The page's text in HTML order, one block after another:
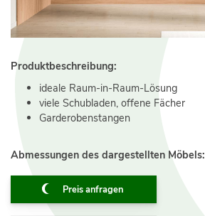
Produktbeschreibung:
ideale Raum-in-Raum-Lösung
viele Schubladen, offene Fächer
Garderobenstangen
Abmessungen des dargestellten Möbels:
Preis anfragen